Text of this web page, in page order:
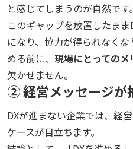
と感じてしまうのが自然です。
このギャップを放置したま
になり、協力が得られなく
める前に、 現場にとっての
欠かせません。
② 経営メッセージが
DXが進まない企業では、経
ケースが目立ちます。